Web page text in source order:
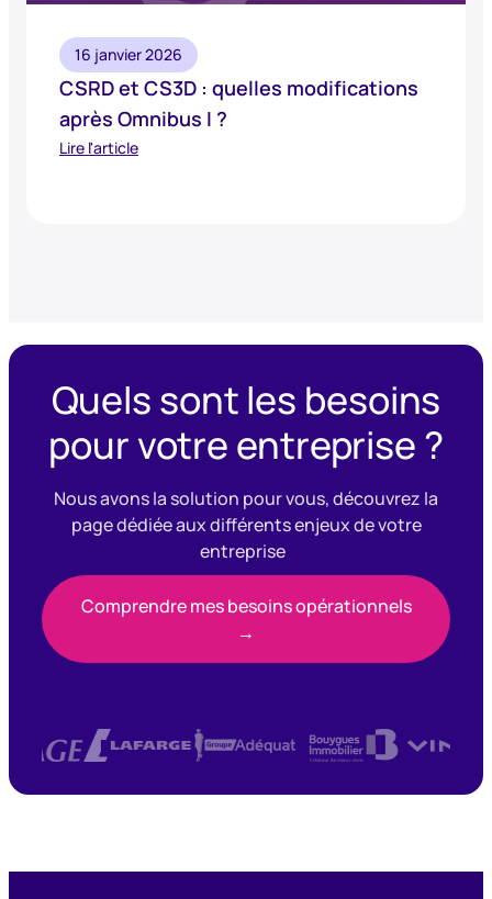
16 janvier 2026
CSRD et CS3D : quelles modifications
après Omnibus I ?
Lire l'article
Quels sont les besoins
pour votre entreprise ?
Nous avons la solution pour vous, découvrez la
page dédiée aux différents enjeux de votre
entreprise
Comprendre mes besoins opérationnels
→